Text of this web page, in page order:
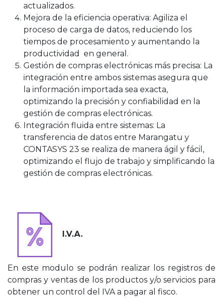
actualizados.
Mejora de la eficiencia operativa: Agiliza el
proceso de carga de datos, reduciendo los
tiempos de procesamiento y aumentando la
productividad en general.
Gestión de compras electrónicas más precisa: La
integración entre ambos sistemas asegura que
la información importada sea exacta,
optimizando la precisión y confiabilidad en la
gestión de compras electrónicas.
​Integración fluida entre sistemas: La
transferencia de datos entre Marangatu y
CONTASYS 23 se realiza de manera ágil y fácil,
optimizando el flujo de trabajo y simplificando la
gestión de compras electrónicas.
I.V.A.
En este modulo se podrán realizar los registros de
compras y ventas de los productos y/o servicios para
obtener un control del IVA a pagar al fisco.